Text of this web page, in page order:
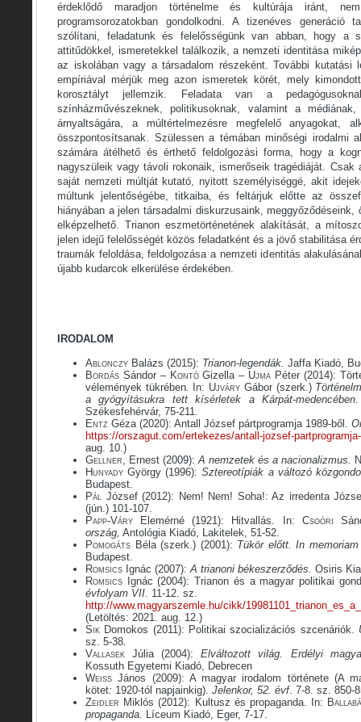
érdeklődő maradjon történelme és kultúrája iránt, nem
programsorozatokban gondolkodni. A tizenéves
szólítani, feladatunk és felelősségünk van abban, hogy a
attitűdökkel, ismeretekkel találkozik, a nemzeti identitása
az iskolában vagy a társadalom részeként. További kutatási
empíriával mérjük meg azon ismeretek körét, mely
korosztályt jellemzik. Feladata van a
színházművészeknek, politikusoknak, valamint a
árnyaltságára, a múltértelmezésre megfelelő anyagokat,
összpontosítsanak. Szülessen a témában minőségi irodalmi
számára átélhető és érthető feldolgozási forma, hogy a
nagyszüleik vagy távoli rokonaik, ismerőseik tragédiáját.
saját nemzeti múltját kutató, nyitott személyiséggé, akit
múltunk jelentőségébe, titkaiba, és feltárjuk előtte az
hiányában a jelen társadalmi diskurzusaink, meggyőződéseink,
elképzelhető. Trianon eszmetörténetének alakítását, a
jelen idejű felelősségét közös feladatként és a jövő stabilitása
traumák feloldása, feldolgozása a nemzeti identitás
újabb kudarcok elkerülése érdekében.
IRODALOM
Ablonczy Balázs (2015): Trianon-legendák. Jaffa Kiadó,
Bordás Sándor – KontóGizella – Ujma Péter (2014):
vélemények tükrében. In: Ujváry Gábor (szerk.)
a gyógyításukra tett kísérletek a Kárpát-medencében.
Székesfehérvár, 75-211.
Entz Géza (2020): Antall József pártprogramja 1989-ből.
https://orszagut.com/ertekezes/antall-jozsef-
aug. 10.)
Gellner, Ernest (2009):A nemzetek és a nacionalizmus.
Hunyady György (1996):Sztereotípiák a változó
Budapest.
Pál József (2012): Nem! Nem! Soha!: Az irredenta
(jún.) 101-107.
Papp-Váry Elemérné (1921): Hitvallás. In: Csoóri
ország, Antológia Kiadó, Lakitelek, 51-52.
Pomogáts Béla (szerk.) (2001): Tükör előtt. In
Budapest.
Romsics Ignác (2007):A trianoni békeszerződés. Osiris
Romsics Ignác (2004): Trianon és a magyar politikai
évfolyam VII. 11-12. sz.
http://www.magyarszemle.hu/cikk/
(Letöltés: 2021. aug. 12.)
Sik Domokos (2011): Politikai szocializációs szcenáriók.
sz. 5-38.
Vallasek Júlia (2004):Elváltozott világ. Erdélyi
Kossuth Egyetemi Kiadó, Debrecen
Weiss János (2009): A magyar irodalom története (A
kötet: 1920-tól napjainkig). Jelenkor, 52. évf. 7-8. sz. 850-
Zeidler Miklós (2012): Kultusz és propaganda. In:
propaganda. Líceum Kiadó, Eger, 7-17.